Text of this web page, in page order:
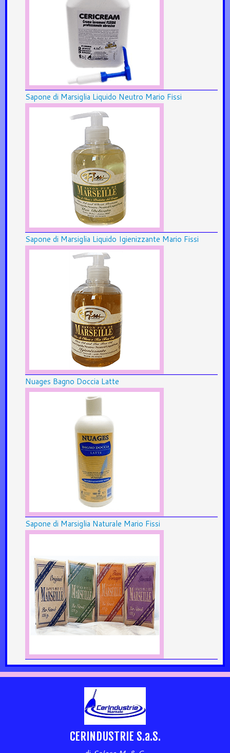
Sapone di Marsiglia Liquido Neutro Mario Fissi
Sapone di Marsiglia Liquido Igienizzante Mario Fissi
Nuages Bagno Doccia Latte
Sapone di Marsiglia Naturale Mario Fissi
CERINDUSTRIE S.a.S.